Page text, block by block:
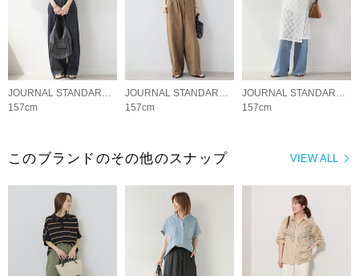
JOURNAL STANDARD relume LADYS
157cm
JOURNAL STANDARD relume LADYS
157cm
JOURNAL STANDARD relume LADYS
157cm
VIEW ALL
このブランドのその他のスナップ